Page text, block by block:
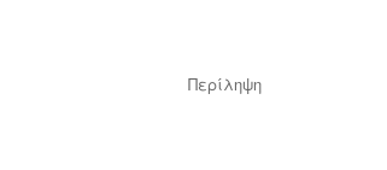
Περίληψη